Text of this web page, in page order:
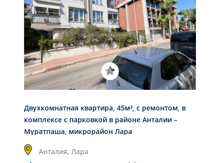
Двухкомнатная квартира, 45м², с ремонтом, в
комплексе с парковкой в районе Анталии –
Муратпаша, микрорайон Лара
Анталия, Лара